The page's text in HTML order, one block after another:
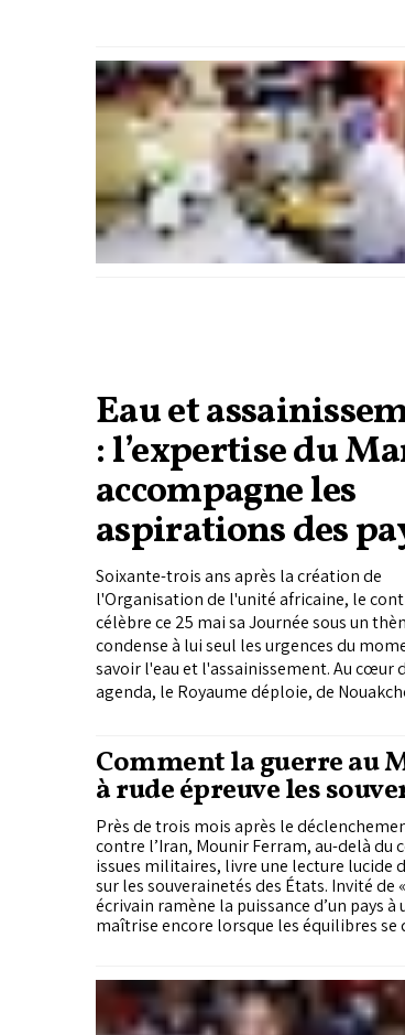
Eau et
: l’expertise du
accompagne les
aspirations des
africains
Soixante-trois ans après la création de
l'Organisation de l'unité africaine, le
célèbre ce 25 mai sa Journée sous un
condense à lui seul les urgences du
savoir l'eau et l'assainissement. Au cœur
agenda, le Royaume déploie, de
ligne de la doctrine prônée par Sa
en matière de coopération entre pays
dont le cadre paradigmatique a été tracé
célèbre discours prononcé à Abidjan en
l’occasion de la visite du Souverain en
d’Ivoire. «La coopération, hier basée sur
de confiance et les liens historiques, est,
aujourd'hui, de plus en plus fondée sur
tangibles, de progrès mesurables et de
répondre aux attentes. Elle garantit la
Comment la guerre au
à rude épreuve les
Près de trois mois après le
contre l’Iran, Mounir Ferram, au-delà du
issues militaires, livre une lecture lucide
sur les souverainetés des États. Invité de
écrivain ramène la puissance d’un pays à
maîtrise encore lorsque les équilibres
c’est là que se joue désormais la
alors comme le continent le plus
Pour le Maroc, qui s’en sort plutôt bien,